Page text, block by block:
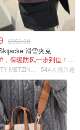
€350.00
滑雪夹克
滑雪级防护，保暖防风一步到位！仅剩s！
544人感兴趣